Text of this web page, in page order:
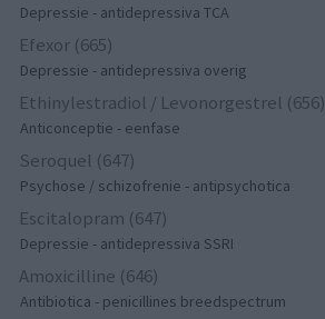
Depressie - antidepressiva TCA
Efexor (665)
Depressie - antidepressiva overig
Ethinylestradiol / Levonorgestrel (656)
Anticonceptie - eenfase
Seroquel (647)
Psychose / schizofrenie - antipsychotica
Escitalopram (647)
Depressie - antidepressiva SSRI
Amoxicilline (646)
Antibiotica - penicillines breedspectrum